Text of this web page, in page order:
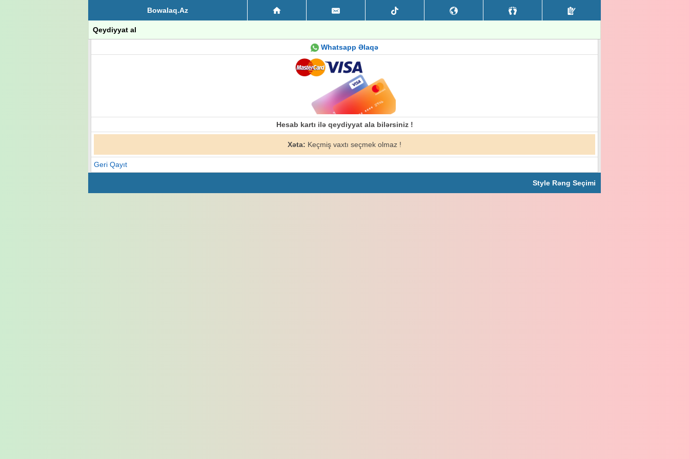
Bowalaq.Az
Qeydiyyat al
Whatsapp Əlaqə
Hesab kartı ilə qeydiyyat ala bilərsiniz !
Xəta: Keçmiş vaxtı seçmek olmaz !
Geri Qayıt
Style Rəng Seçimi